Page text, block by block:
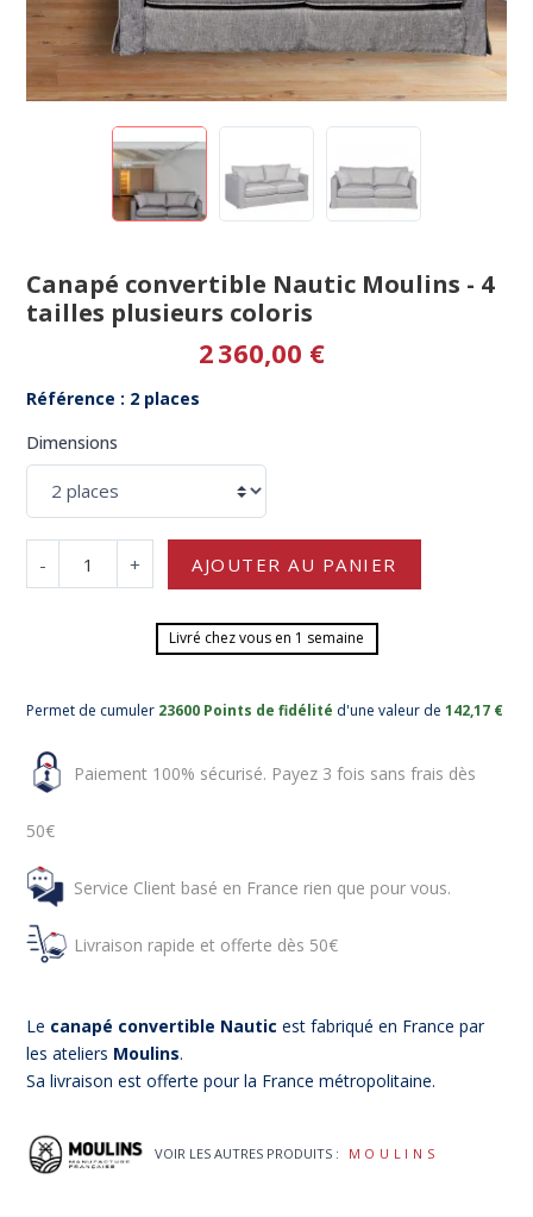
Canapé convertible Nautic Moulins - 4
tailles plusieurs coloris
2 360,00 €
Référence : 2 places
Dimensions
- + AJOUTER AU PANIER
Livré chez vous en 1 semaine
Permet de cumuler 23600 Points de fidélité d'une valeur de142,17 €
Paiement 100% sécurisé. Payez 3 fois sans frais dès
50€
Service Client basé en France rien que pour vous.
Livraison rapide et offerte dès 50€
Le canapé convertible Nautic est fabriqué en France par
les ateliers Moulins.
Sa livraison est offerte pour la France métropolitaine.
VOIR LES AUTRES PRODUITS : MOULINS